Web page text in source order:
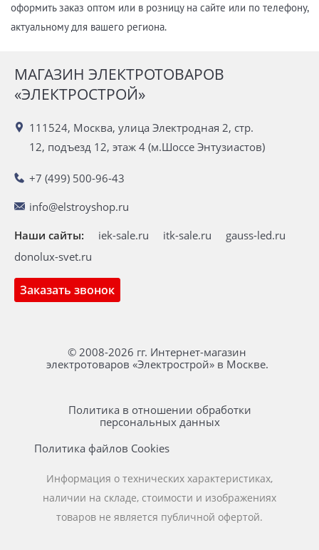
оформить заказ оптом или в розницу на сайте или по телефону,
актуальному для вашего региона.
МАГАЗИН ЭЛЕКТРОТОВАРОВ
«ЭЛЕКТРОСТРОЙ»
111524, Москва, улица Электродная 2, стр.
12, подъезд 12, этаж 4 (м.Шоссе Энтузиастов)
+7 (499) 500-96-43
info@elstroyshop.ru
Заказать звонок
Наши сайты: iek-sale.ru itk-sale.ru
gauss-led.ru
donolux-svet.ru
© 2008-2026 гг. Интернет-магазин
электротоваров «Электрострой» в Москве.
Политика в отношении обработки
персональных данных
Политика файлов Cookies
Информация о технических характеристиках,
наличии на складе, стоимости и изображениях
товаров не является публичной офертой.